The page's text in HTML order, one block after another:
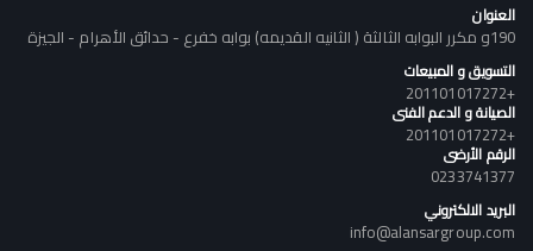
العنوان
190و مكرر البوابه الثالثة ( الثانيه القديمه) بوابه خفرع - حدائق الأهرام - الجيزة
التسويق و المبيعات
+201101017272
الصيانة و الدعم الفنى
+201101017272
الرقم الأرضى
0233741377
البريد الالكتروني
info@alansargroup.com